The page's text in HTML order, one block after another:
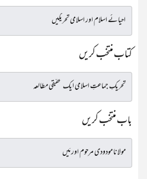
کتاب منتخب کریں
باب منتخب کریں